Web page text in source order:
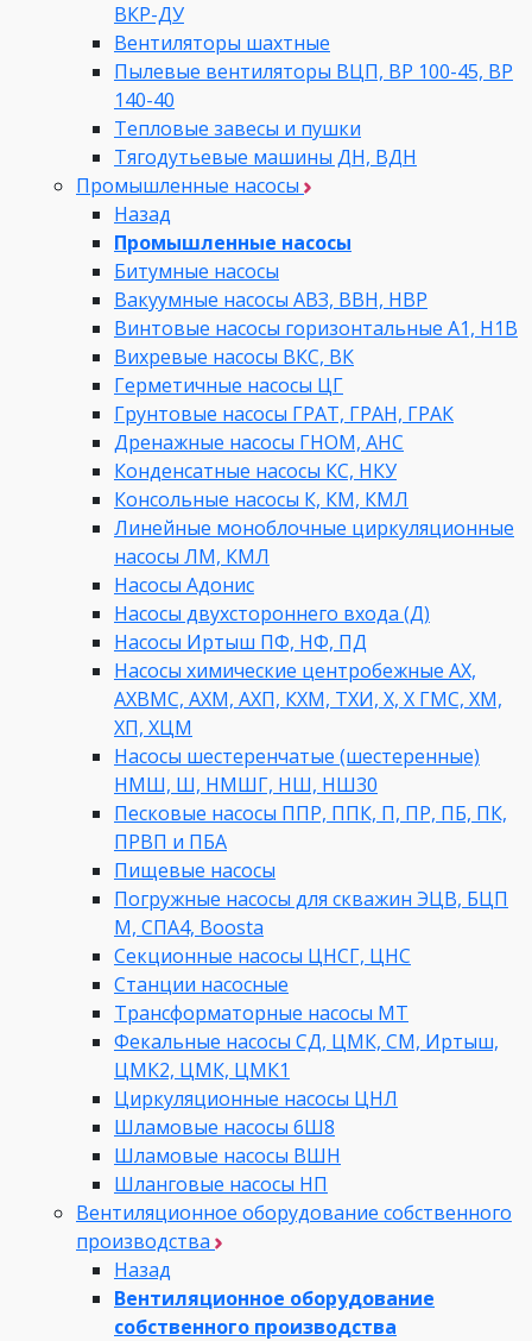
ВКР-ДУ
Вентиляторы шахтные
Пылевые вентиляторы ВЦП, ВР 100-45, ВР
140-40
Тепловые завесы и пушки
Тягодутьевые машины ДН, ВДН
Промышленные насосы
Назад
Промышленные насосы
Битумные насосы
Вакуумные насосы АВЗ, ВВН, НВР
Винтовые насосы горизонтальные А1, Н1В
Вихревые насосы ВКС, ВК
Герметичные насосы ЦГ
Грунтовые насосы ГРАТ, ГРАН, ГРАК
Дренажные насосы ГНОМ, АНС
Конденсатные насосы КС, НКУ
Консольные насосы К, КМ, КМЛ
Линейные моноблочные циркуляционные
насосы ЛМ, КМЛ
Насосы Адонис
Насосы двухстороннего входа (Д)
Насосы Иртыш ПФ, НФ, ПД
Насосы химические центробежные АХ,
АХВМС, АХМ, АХП, КХМ, ТХИ, Х, Х ГМС, ХМ,
ХП, ХЦМ
Насосы шестеренчатые (шестеренные)
НМШ, Ш, НМШГ, НШ, НШ30
Песковые насосы ППР, ППК, П, ПР, ПБ, ПК,
ПРВП и ПБА
Пищевые насосы
Погружные насосы для скважин ЭЦВ, БЦП
М, СПА4, Boosta
Секционные насосы ЦНСГ, ЦНС
Станции насосные
Трансформаторные насосы МТ
Фекальные насосы СД, ЦМК, СМ, Иртыш,
ЦМК2, ЦМК, ЦМК1
Циркуляционные насосы ЦНЛ
Шламовые насосы 6Ш8
Шламовые насосы ВШН
Шланговые насосы НП
Вентиляционное оборудование собственного
производства
Назад
Вентиляционное оборудование
собственного производства